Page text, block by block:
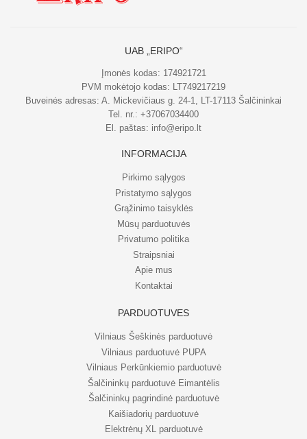
UAB „ERIPO“
Įmonės kodas: 174921721
PVM mokėtojo kodas: LT749217219
Buveinės adresas: A. Mickevičiaus g. 24-1, LT-17113 Šalčininkai
Tel. nr.: +37067034400
El. paštas: info@eripo.lt
INFORMACIJA
Pirkimo sąlygos
Pristatymo sąlygos
Grąžinimo taisyklės
Mūsų parduotuvės
Privatumo politika
Straipsniai
Apie mus
Kontaktai
PARDUOTUVĖS
Vilniaus Šeškinės parduotuvė
Vilniaus parduotuvė PUPA
Vilniaus Perkūnkiemio parduotuvė
Šalčininkų parduotuvė Eimantėlis
Šalčininkų pagrindinė parduotuvė
Kaišiadorių parduotuvė
Elektrėnų XL parduotuvė